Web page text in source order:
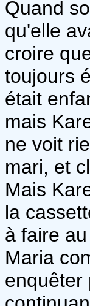
Quand
qu'elle
croire
toujours
était
mais
ne voit
mari, et
Mais
la
à faire
Maria
enquêter